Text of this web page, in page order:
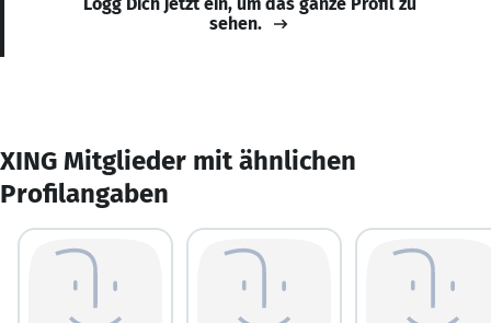
sehen.
XING Mitglieder mit ähnlichen
Profilangaben